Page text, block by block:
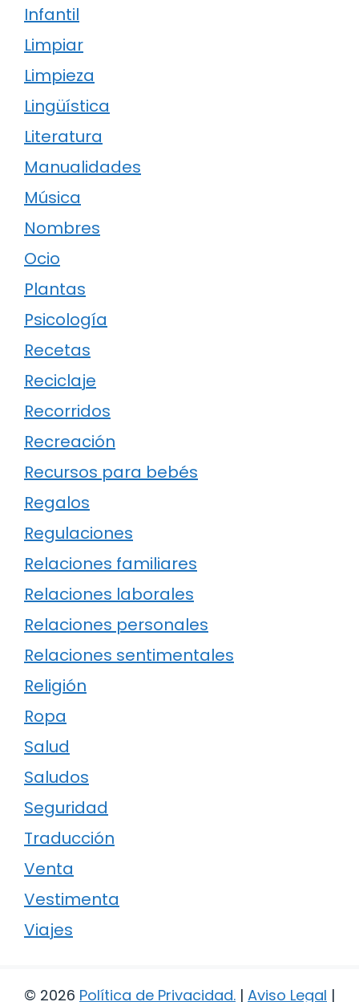
Infantil
Limpiar
Limpieza
Lingüística
Literatura
Manualidades
Música
Nombres
Ocio
Plantas
Psicología
Recetas
Reciclaje
Recorridos
Recreación
Recursos para bebés
Regalos
Regulaciones
Relaciones familiares
Relaciones laborales
Relaciones personales
Relaciones sentimentales
Religión
Ropa
Salud
Saludos
Seguridad
Traducción
Venta
Vestimenta
Viajes
© 2026 Política de Privacidad. | Aviso Legal |